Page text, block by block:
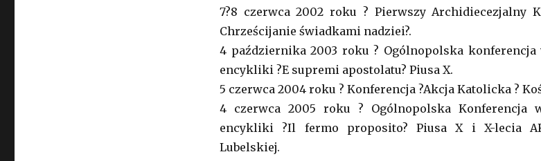
7?8 czerwca 2002 roku ? Pierwszy Archidiecezjalny
Chrześcijanie świadkami nadziei?.
4 października 2003 roku ? Ogólnopolska konferencja
encykliki ?E supremi apostolatu? Piusa X.
5 czerwca 2004 roku ? Konferencja ?Akcja Katolicka ?
4 czerwca 2005 roku ? Ogólnopolska Konferencja
encykliki ?Il fermo proposito? Piusa X i X-lecia
Lubelskiej.